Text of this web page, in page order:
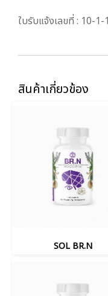
ใบรับแจ้งเลขที่ : 10-
สินค้าเกี่ยวข้อง
SOL BR.N